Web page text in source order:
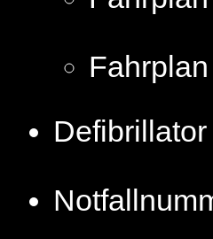
Defibrillator